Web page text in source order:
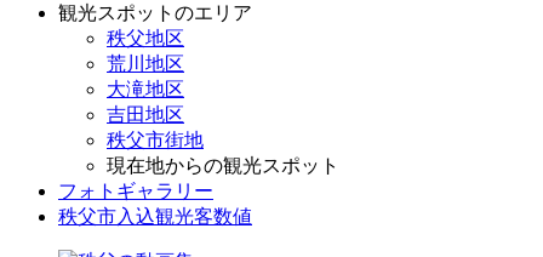
観光スポットのエリア
秩父地区
荒川地区
大滝地区
吉田地区
秩父市街地
現在地からの観光スポット
フォトギャラリー
秩父市入込観光客数値